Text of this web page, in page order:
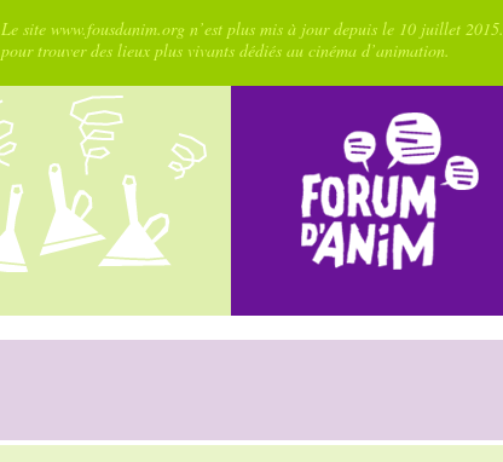
Le site www.fousdanim.org n’est plus mis à jour depuis le 10 juillet
pour trouver des lieux plus vivants dédiés au cinéma d’animation.